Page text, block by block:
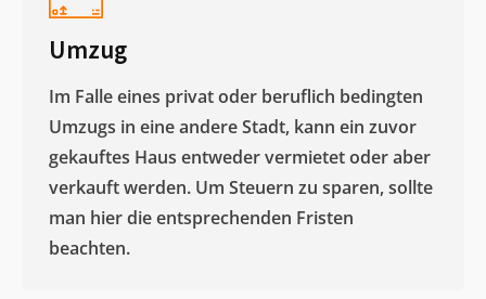
Umzug
Im Falle eines privat oder beruflich bedingten
Umzugs in eine andere Stadt, kann ein zuvor
gekauftes Haus entweder vermietet oder aber
verkauft werden. Um Steuern zu sparen, sollte
man hier die entsprechenden Fristen
beachten.